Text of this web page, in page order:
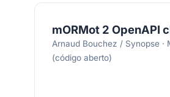
mORMot 2 OpenAPI
Arnaud Bouchez / Synopse ·
(código aberto)